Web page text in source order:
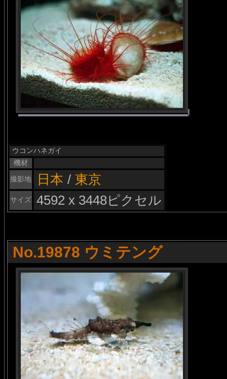
ウコンハネガイ
機材
撮影地
日本 / 東京
サイズ 4592 x 3448ピクセル
No.19878 ウミテング